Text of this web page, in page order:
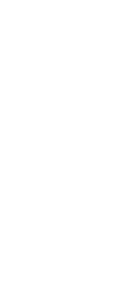
Розумна
зв'язку
ситуацію
Технологія Can-